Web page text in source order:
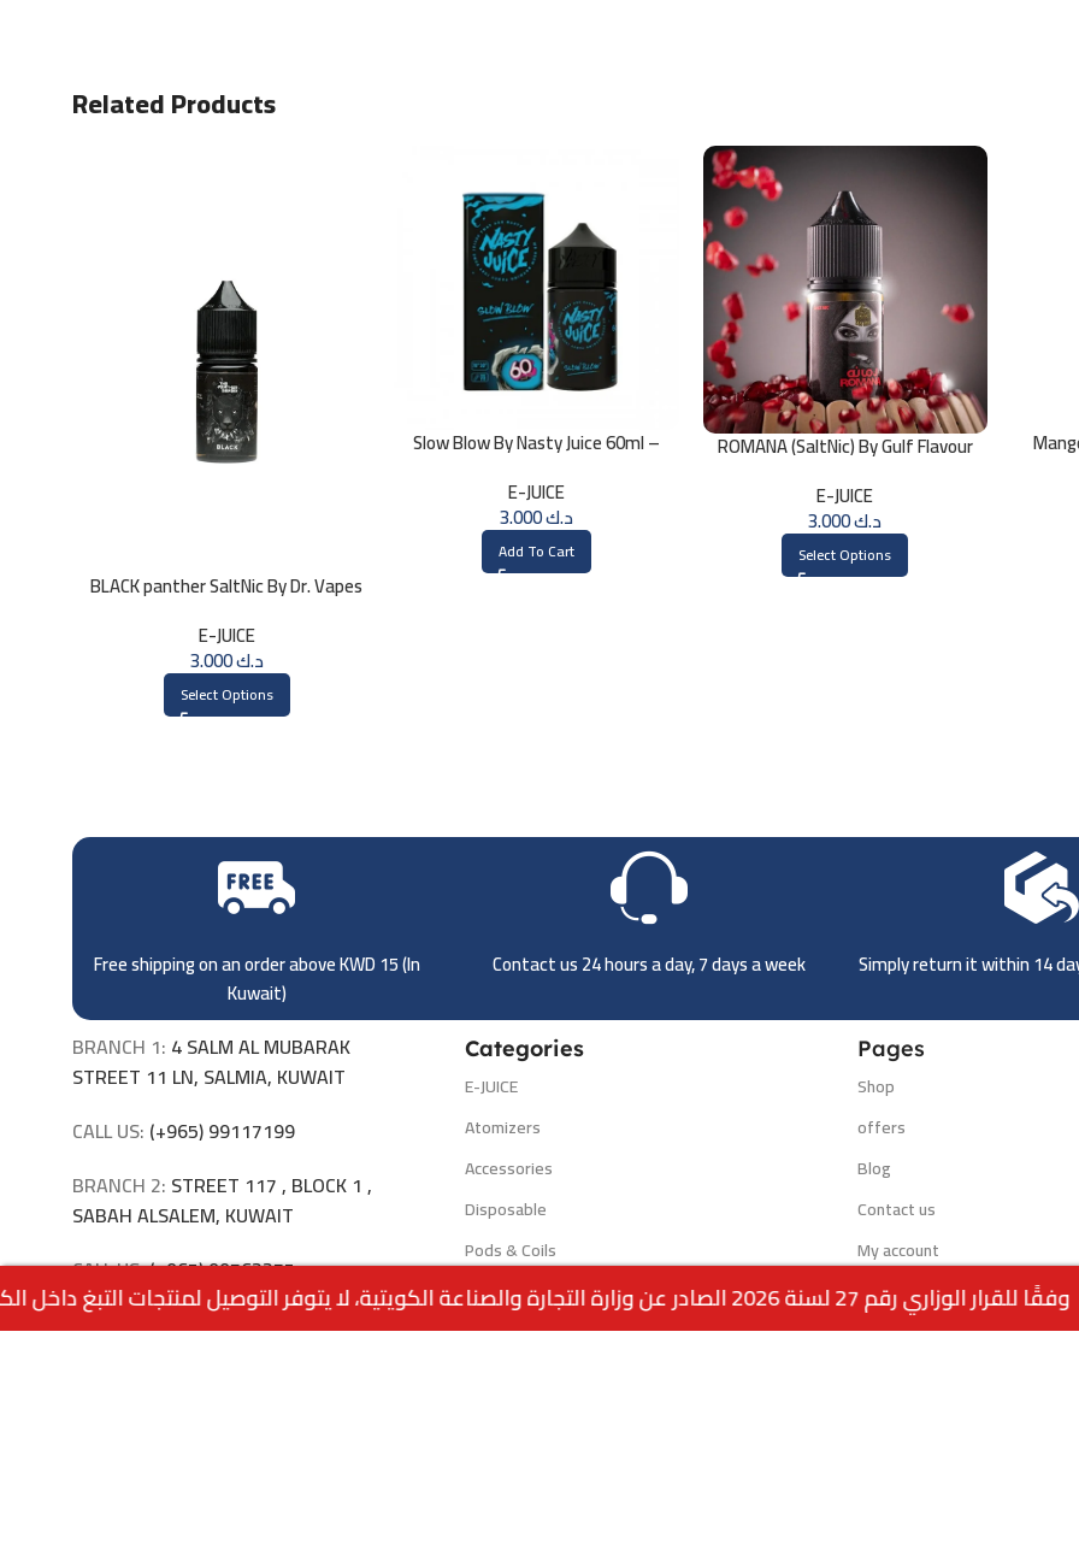
Related Products
BLACK panther SaltNic By Dr. Vapes
E-JUICE
د.ك3.000
Select Options
Slow Blow By Nasty Juice 60ml –
E-JUICE
د.ك3.000
Add To Cart
ROMANA (SaltNic) By Gulf Flavour
E-JUICE
د.ك3.000
Select Options
Free shipping on an order above KWD 15 (In
Kuwait)
Contact us 24 hours a day, 7 days a week Simply return it within 14
BRANCH 1: 4 SALM AL MUBARAK
STREET 11 LN, SALMIA, KUWAIT
CALL US: (+965) 99117199
BRANCH 2: STREET 117 , BLOCK 1 ,
SABAH ALSALEM, KUWAIT
CALL US:(+965) 99762275
BRANCH 3:STREET 6 , BLOCK 1A ,
Categories
E-JUICE
Atomizers
Accessories
Disposable
Pods & Coils
Ands products
Pages
Shop
offers
Blog
Contact us
My account
Blog
| رقم الفرع: 99762275 | | الفرع الثالث : الجابرية - قطعة 1 - شارع 6 | رقم الفرع: 94040309 | ويقتصر البيع عبر الموقع للملكة العربية السعودية